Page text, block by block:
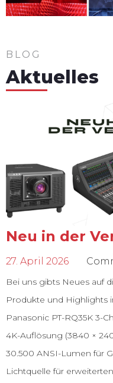
BLOG
Aktuelles
Neu in der
27. April 2026
Bei uns gibts Neues auf
Produkte und Highlights
Panasonic PT-RQ35K 3-
4K-Auflösung (3840 ×
30.500 ANSI-Lumen für
Lichtquelle für